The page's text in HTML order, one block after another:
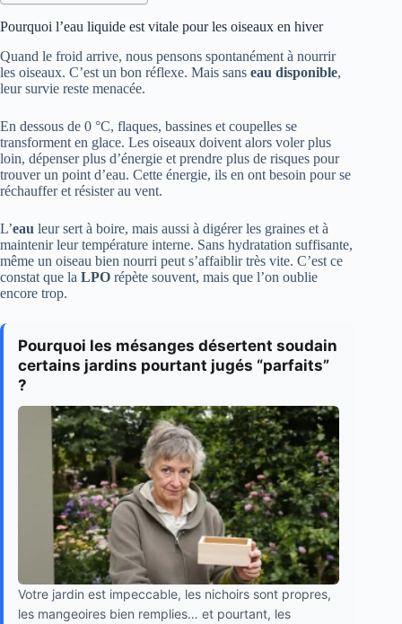
Pourquoi l’eau liquide est vitale pour les oiseaux en hiver
Quand le froid arrive, nous pensons spontanément à nourrir
les oiseaux. C’est un bon réflexe. Mais sans eau disponible,
leur survie reste menacée.
En dessous de 0 °C, flaques, bassines et coupelles se
transforment en glace. Les oiseaux doivent alors voler plus
loin, dépenser plus d’énergie et prendre plus de risques pour
trouver un point d’eau. Cette énergie, ils en ont besoin pour se
réchauffer et résister au vent.
L’eau leur sert à boire, mais aussi à digérer les graines et à
maintenir leur température interne. Sans hydratation suffisante,
même un oiseau bien nourri peut s’affaiblir très vite. C’est ce
constat que la LPO répète souvent, mais que l’on oublie
encore trop.
Pourquoi les mésanges désertent soudain
certains jardins pourtant jugés “parfaits”
?
Votre jardin est impeccable, les nichoirs sont propres,
les mangeoires bien remplies… et pourtant, les